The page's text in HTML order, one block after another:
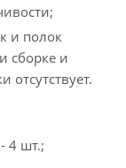
и полок
сборке и
отсутствует.
4 шт.;